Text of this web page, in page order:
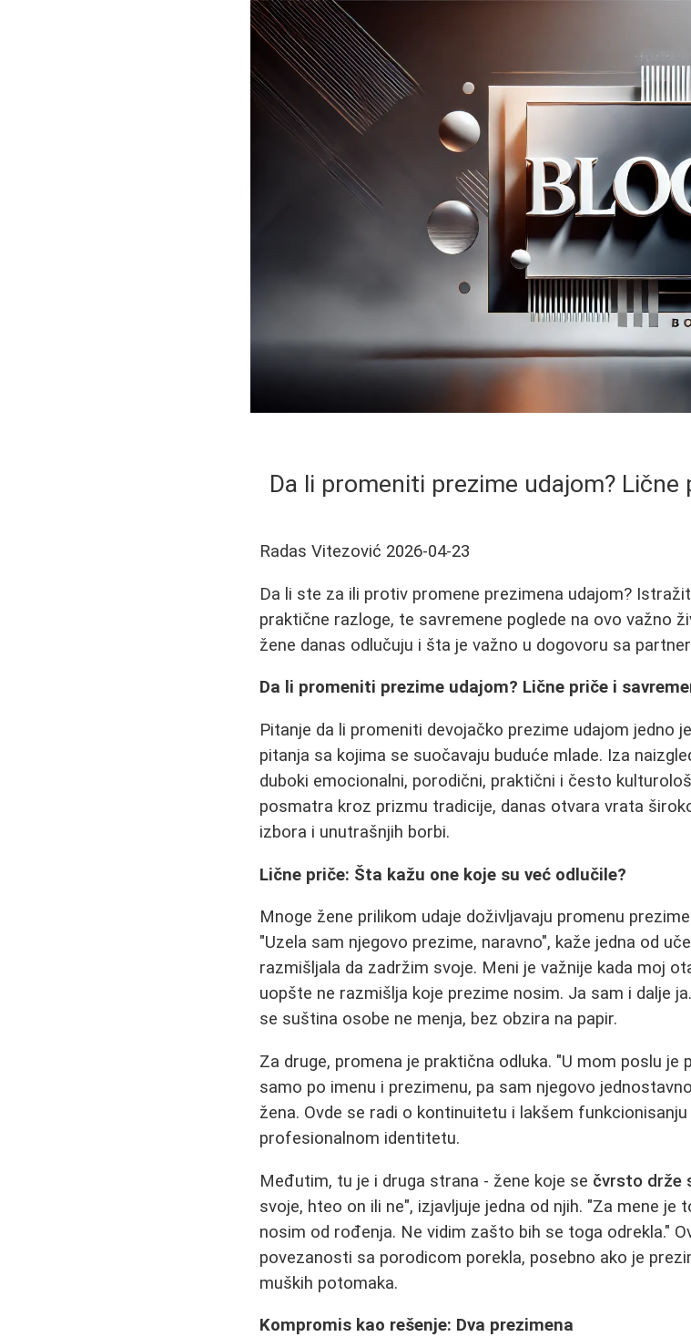
Da li promeniti prezime udajom? Lične
Radas Vitezović 2026-04-23
Da li ste za ili protiv promene prezimena udajom?
praktične razloge, te savremene poglede na ovo važno
žene danas odlučuju i šta je važno u dogovoru sa
Da li promeniti prezime udajom? Lične priče i
Pitanje da li promeniti devojačko prezime udajom jedno
pitanja sa kojima se suočavaju buduće mlade. Iza
duboki emocionalni, porodični, praktični i često
posmatra kroz prizmu tradicije, danas otvara vrata
izbora i unutrašnjih borbi.
Lične priče: Šta kažu one koje su već odlučile?
Mnoge žene prilikom udaje doživljavaju promenu
"Uzela sam njegovo prezime, naravno", kaže jedna od
razmišljala da zadržim svoje. Meni je važnije kada moj
uopšte ne razmišlja koje prezime nosim. Ja sam i dalje
se suština osobe ne menja, bez obzira na papir.
Za druge, promena je praktična odluka. "U mom poslu
samo po imenu i prezimenu, pa sam njegovo
žena. Ovde se radi o kontinuitetu i lakšem
profesionalnom identitetu.
Međutim, tu je i druga strana - žene koje se čvrsto drže
svoje, hteo on ili ne", izjavljuje jedna od njih. "Za mene
nosim od rođenja. Ne vidim zašto bih se toga odrekla."
povezanosti sa porodicom porekla, posebno ako je
muških potomaka.
Kompromis kao rešenje: Dva prezimena